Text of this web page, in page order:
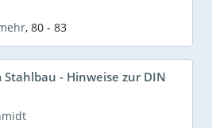
, 80 - 83
- Hinweise zur DIN